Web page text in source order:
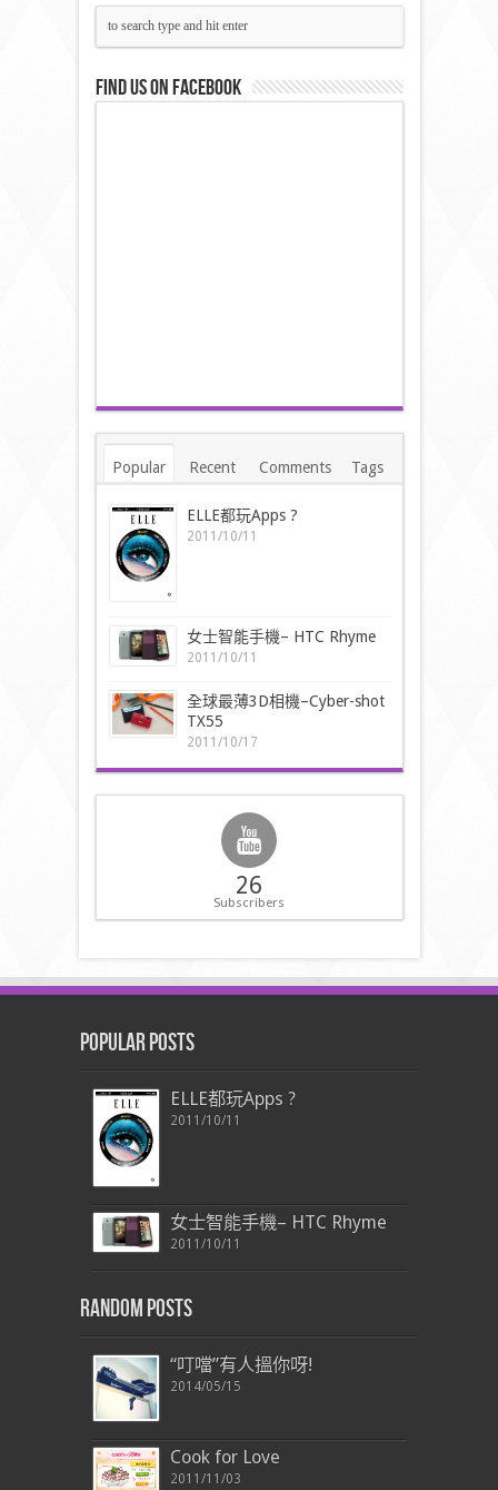
Find us on Facebook
Popular Recent Comments Tags
ELLE都玩Apps ?
2011/10/11
女士智能手機– HTC Rhyme
2011/10/11
全球最薄3D相機–Cyber-shot
TX55
2011/10/17
26
Subscribers
Popular Posts
ELLE都玩Apps ?
2011/10/11
女士智能手機– HTC Rhyme
2011/10/11
Random Posts
“叮噹”有人搵你呀!
2014/05/15
Cook for Love
2011/11/03